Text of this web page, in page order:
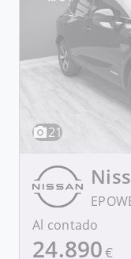
21
Al contado
24.890€